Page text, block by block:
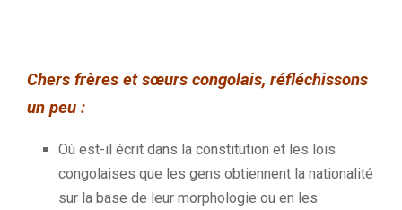
Chers frères et sœurs congolais, réfléchissons
un peu :
Où est-il écrit dans la constitution et les lois
congolaises que les gens obtiennent la nationalité
sur la base de leur morphologie ou en les